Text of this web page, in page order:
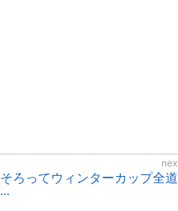
ろってウィンターカップ全道